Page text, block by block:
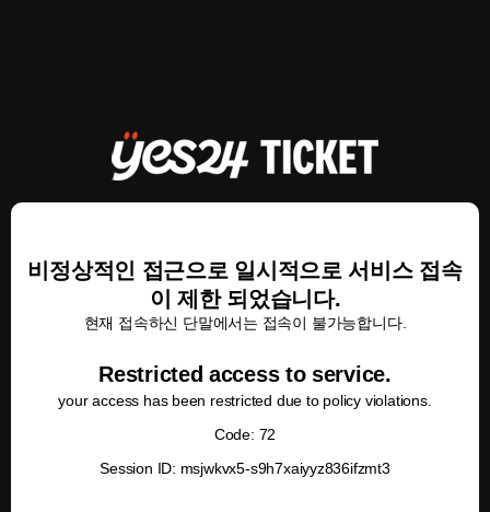
비정상적인 접근으로 일시적으로 서비스 접속
이 제한 되었습니다.
현재 접속하신 단말에서는 접속이 불가능합니다.
Restricted access to service.
your access has been restricted due to policy violations.
Code: 72
Session ID: msjwkvx5-s9h7xaiyyz836ifzmt3